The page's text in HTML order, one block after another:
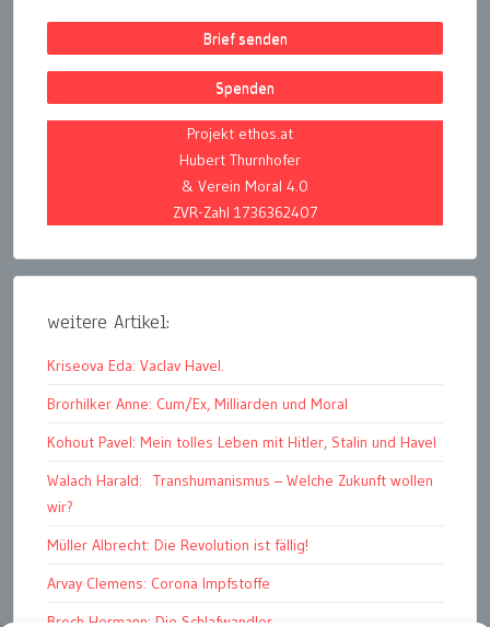
Brief senden
Spenden
Projekt ethos.at
Hubert Thurnhofer
& Verein Moral 4.0
ZVR-Zahl 1736362407
weitere Artikel:
Kriseova Eda: Vaclav Havel.
Brorhilker Anne: Cum/Ex, Milliarden und Moral
Kohout Pavel: Mein tolles Leben mit Hitler, Stalin und Havel
Walach Harald: Transhumanismus – Welche Zukunft wollen
wir?
Müller Albrecht: Die Revolution ist fällig!
Arvay Clemens: Corona Impfstoffe
Broch Hermann: Die Schlafwandler